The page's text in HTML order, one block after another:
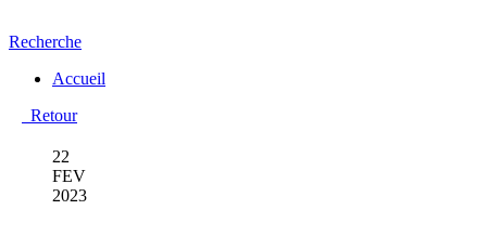
Recherche
Accueil
Retour
22
FEV
2023